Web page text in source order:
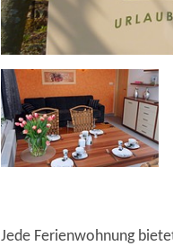
Jede Ferienwohnung